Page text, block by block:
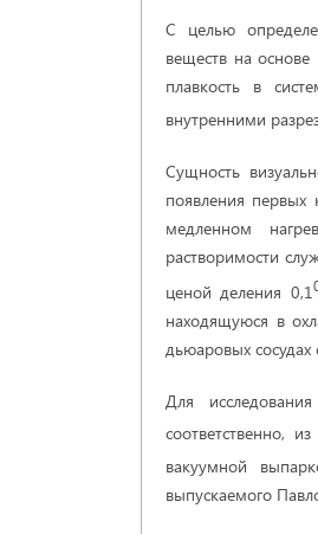
С целью
веществ на
плавкость в
внутренними
Сущность
появления первых
медленном
растворимости
ценой деления 0,1
находящуюся в
дьюаровых
Для
соответственно,
вакуумной
выпускаемого